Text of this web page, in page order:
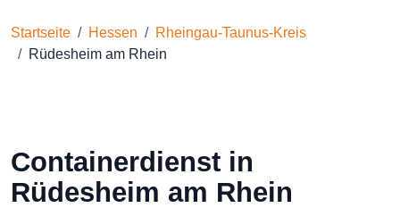
Startseite Hessen
Rheingau-Taunus-Kreis
Rüdesheim am Rhein
Containerdienst in
Rüdesheim am Rhein